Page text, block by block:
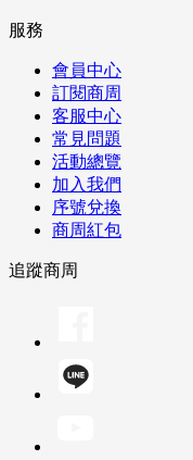
服務
會員中心
訂閱商周
客服中心
常見問題
活動總覽
加入我們
序號兌換
商周紅包
追蹤商周